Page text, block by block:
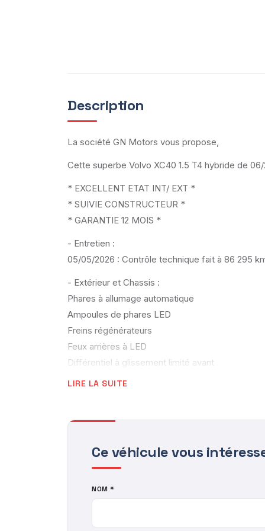
Description
La société GN Motors vous propose,
Cette superbe Volvo XC40 1.5 T4 hybride de
* EXCELLENT ETAT INT/ EXT *
* SUIVIE CONSTRUCTEUR *
* GARANTIE 12 MOIS *
- Entretien :
05/05/2026 : Contrôle technique fait à 86 295
- Extérieur et Chassis :
Phares à allumage automatique
Ampoules de phares LED
Freins régénérateurs
Feux arrières à LED
Différentiel à glissement limité avant
Rétroviseurs extérieurs indexés marche arrière
Feux clignotants à LED
Rétroviseurs extérieurs chauffants
Rétroviseurs rabattables électriquement
Hayon électrique
LIRE LA SUITE
Ce véhicule vous
NOM *